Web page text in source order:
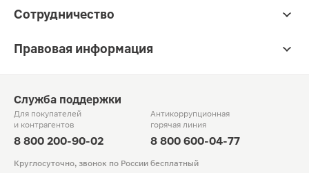
Сотрудничество
Правовая информация
Служба поддержки
Для покупателей
и контрагентов
8 800 200-90-02
Антикоррупционная
горячая линия
8 800 600-04-77
Круглосуточно, звонок по России бесплатный